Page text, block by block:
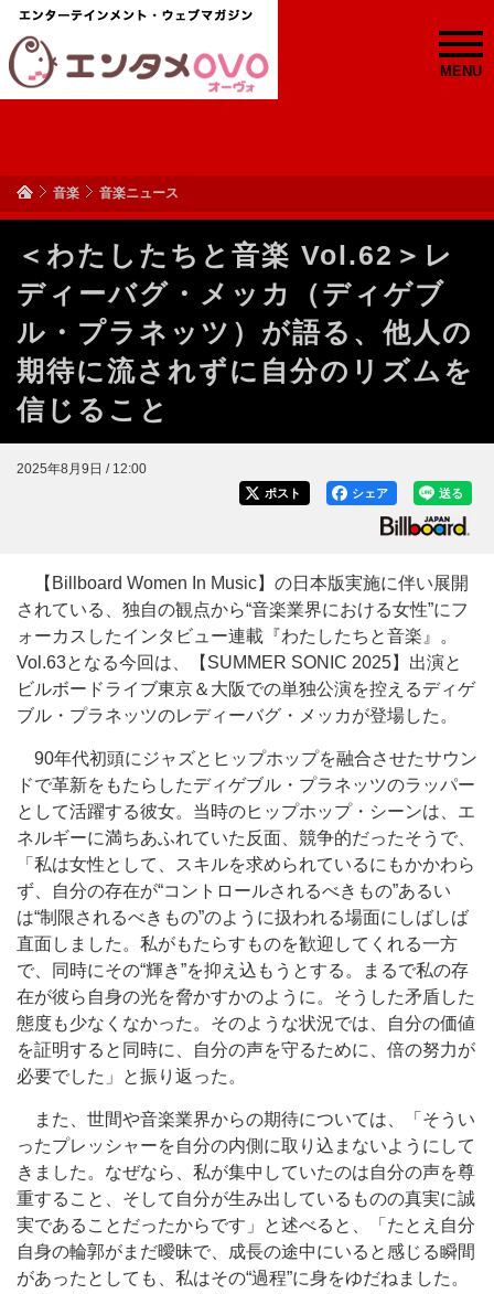
MENU
音楽 音楽ニュース
＜わたしたちと音楽 Vol.62＞レ
ディーバグ・メッカ（ディゲブ
ル・プラネッツ）が語る、他人の
期待に流されずに自分のリズムを
信じること
2025年8月9日 / 12:00
送る
シェア
ポスト
【Billboard Women In Music】の日本版実施に伴い展開
されている、独自の観点から“音楽業界における女性”にフ
ォーカスしたインタビュー連載『わたしたちと音楽』。
Vol.63となる今回は、【SUMMER SONIC 2025】出演と
ビルボードライブ東京＆大阪での単独公演を控えるディゲ
ブル・プラネッツのレディーバグ・メッカが登場した。
90年代初頭にジャズとヒップホップを融合させたサウン
ドで革新をもたらしたディゲブル・プラネッツのラッパー
として活躍する彼女。当時のヒップホップ・シーンは、エ
ネルギーに満ちあふれていた反面、競争的だったそうで、
「私は女性として、スキルを求められているにもかかわら
ず、自分の存在が“コントロールされるべきもの”あるい
は“制限されるべきもの”のように扱われる場面にしばしば
直面しました。私がもたらすものを歓迎してくれる一方
で、同時にその“輝き”を抑え込もうとする。まるで私の存
在が彼ら自身の光を脅かすかのように。そうした矛盾した
態度も少なくなかった。そのような状況では、自分の価値
を証明すると同時に、自分の声を守るために、倍の努力が
必要でした」と振り返った。
また、世間や音楽業界からの期待については、「そうい
ったプレッシャーを自分の内側に取り込まないようにして
きました。なぜなら、私が集中していたのは自分の声を尊
重すること、そして自分が生み出しているものの真実に誠
実であることだったからです」と述べると、「たとえ自分
自身の輪郭がまだ曖昧で、成長の途中にいると感じる瞬間
があったとしても、私はその“過程”に身をゆだねました。